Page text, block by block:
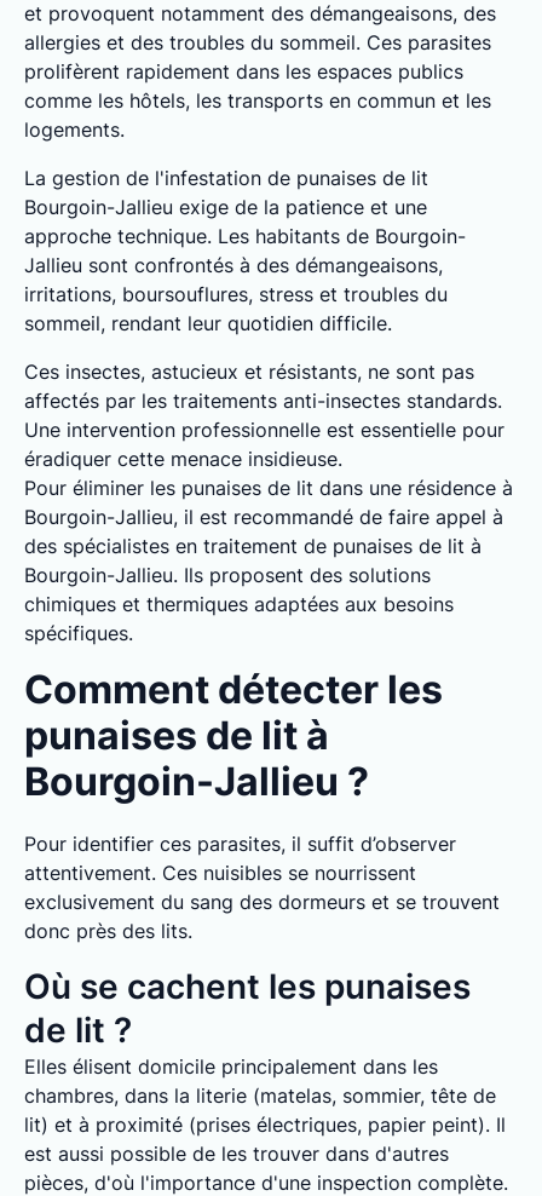
et provoquent notamment des démangeaisons, des
allergies et des troubles du sommeil. Ces parasites
prolifèrent rapidement dans les espaces publics
comme les hôtels, les transports en commun et les
logements.
La gestion de l'infestation de punaises de lit
Bourgoin-Jallieu exige de la patience et une
approche technique. Les habitants de Bourgoin-
Jallieu sont confrontés à des démangeaisons,
irritations, boursouflures, stress et troubles du
sommeil, rendant leur quotidien difficile.
Ces insectes, astucieux et résistants, ne sont pas
affectés par les traitements anti-insectes standards.
Une intervention professionnelle est essentielle pour
éradiquer cette menace insidieuse.
Pour éliminer les punaises de lit dans une résidence à
Bourgoin-Jallieu, il est recommandé de faire appel à
des spécialistes en traitement de punaises de lit à
Bourgoin-Jallieu. Ils proposent des solutions
chimiques et thermiques adaptées aux besoins
spécifiques.
Comment détecter les
punaises de lit à
Bourgoin-Jallieu ?
Pour identifier ces parasites, il suffit d’observer
attentivement. Ces nuisibles se nourrissent
exclusivement du sang des dormeurs et se trouvent
donc près des lits.
Où se cachent les punaises
de lit ?
Elles élisent domicile principalement dans les
chambres, dans la literie (matelas, sommier, tête de
lit) et à proximité (prises électriques, papier peint). Il
est aussi possible de les trouver dans d'autres
pièces, d'où l'importance d'une inspection complète.